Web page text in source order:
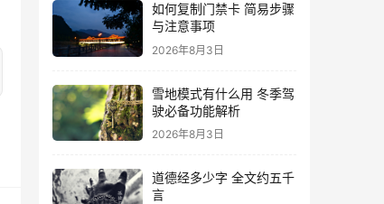
如何复制门禁卡 简易步骤
与注意事项
2026年8月3日
雪地模式有什么用 冬季驾
驶必备功能解析
2026年8月3日
道德经多少字 全文约五千
言